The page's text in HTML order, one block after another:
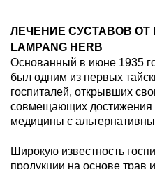
ЛЕЧЕНИЕ СУСТАВОВ
LAMPANG HERB
Основанный в июне 1935
был одним из первых
госпиталей, открывших
совмещающих достижения
медицины с
Широкую известность
продукции на основе трав